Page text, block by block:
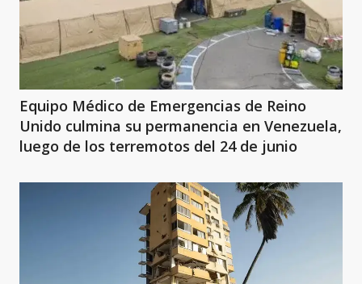
Equipo Médico de Emergencias de Reino
Unido culmina su permanencia en Venezuela,
luego de los terremotos del 24 de junio